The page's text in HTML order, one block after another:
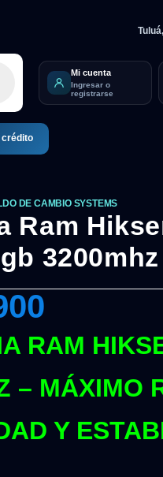
Mi cuenta
Ingresar o
registrarse
crédito
DE CAMBIO SYSTEMS
Ram
3200mhz
RAM
– MÁXIMO
Y